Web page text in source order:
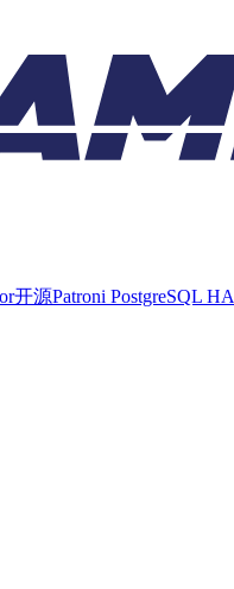
开源Patroni PostgreSQL HA